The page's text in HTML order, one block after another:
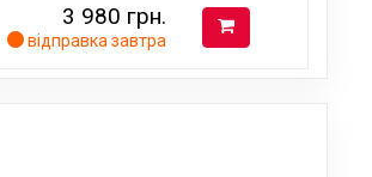
3 980 грн.
відправка завтра